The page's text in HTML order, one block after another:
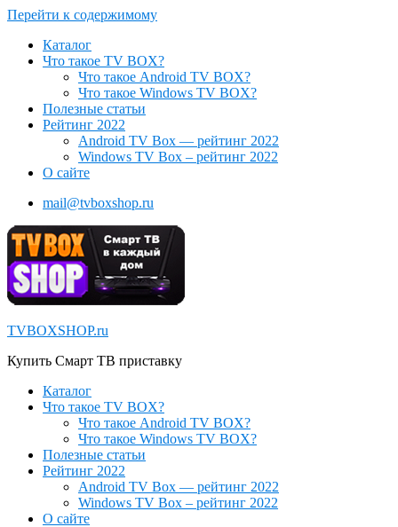
Перейти к содержимому
Каталог
Что такое TV BOX?
Что такое Android TV BOX?
Что такое Windows TV BOX?
Полезные статьи
Рейтинг 2022
Android TV Box — рейтинг 2022
Windows TV Box – рейтинг 2022
О сайте
mail@tvboxshop.ru
TVBOXSHOP.ru
Купить Смарт ТВ приставку
Каталог
Что такое TV BOX?
Что такое Android TV BOX?
Что такое Windows TV BOX?
Полезные статьи
Рейтинг 2022
Android TV Box — рейтинг 2022
Windows TV Box – рейтинг 2022
О сайте